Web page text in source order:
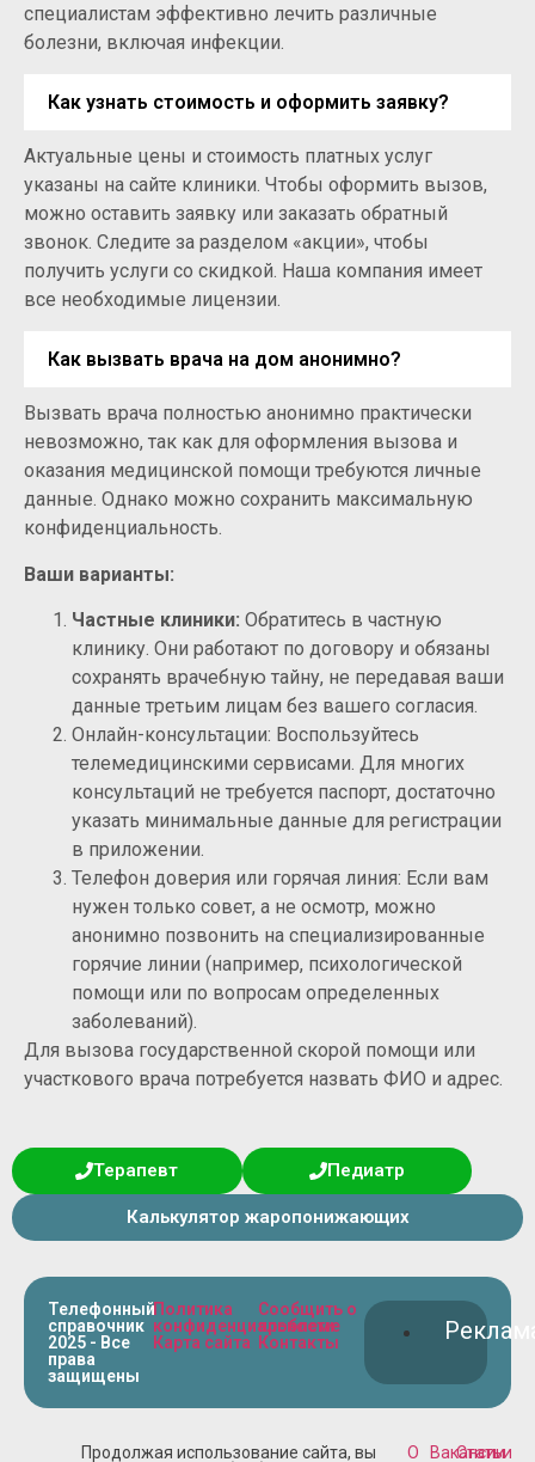
специалистам эффективно лечить различные
болезни, включая инфекции.
Как узнать стоимость и оформить заявку?
Актуальные цены и стоимость платных услуг
указаны на сайте клиники. Чтобы оформить вызов,
можно оставить заявку или заказать обратный
звонок. Следите за разделом «акции», чтобы
получить услуги со скидкой. Наша компания имеет
все необходимые лицензии.
Как вызвать врача на дом анонимно?
Вызвать врача полностью анонимно практически
невозможно, так как для оформления вызова и
оказания медицинской помощи требуются личные
данные. Однако можно сохранить максимальную
конфиденциальность.
Ваши варианты:
Частные клиники: Обратитесь в частную
клинику. Они работают по договору и обязаны
сохранять врачебную тайну, не передавая ваши
данные третьим лицам без вашего согласия.
Онлайн-консультации: Воспользуйтесь
телемедицинскими сервисами. Для многих
консультаций не требуется паспорт, достаточно
указать минимальные данные для регистрации
в приложении.
Телефон доверия или горячая линия: Если вам
нужен только совет, а не осмотр, можно
анонимно позвонить на специализированные
горячие линии (например, психологической
помощи или по вопросам определенных
заболеваний).
Для вызова государственной скорой помощи или
участкового врача потребуется назвать ФИО и адрес.
Терапевт Педиатр
Калькулятор жаропонижающих
Телефонный
справочник
2025 - Все
права
защищены
Политика
конфиденциальности
Карта сайта
Сообщить о
проблеме
Контакты
Продолжая использование сайта, вы
О
Вакансии
Статьи